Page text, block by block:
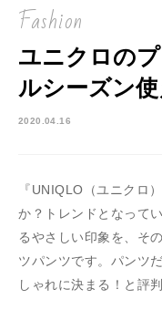
Fashion
ユニクロの
ルシーズン
2020.04.16
『UNIQLO（ユニクロ
か？トレンドとなって
るやさしい印象を、そ
ツパンツです。パンツ
しゃれに決まる！と評